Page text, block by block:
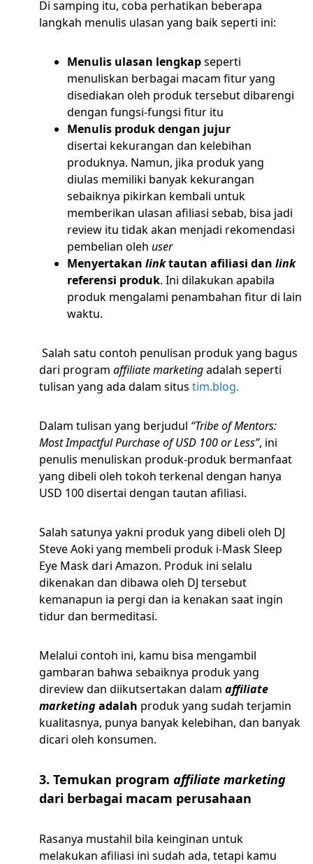
Di samping itu, coba perhatikan beberapa
langkah menulis ulasan yang baik seperti ini:
Menulis ulasan lengkapseperti
menuliskan berbagai macam fitur yang
disediakan oleh produk tersebut dibarengi
dengan fungsi-fungsi fitur itu
Menulis produk dengan jujur
disertai kekurangan dan kelebihan
produknya. Namun, jika produk yang
diulas memiliki banyak kekurangan
sebaiknya pikirkan kembali untuk
memberikan ulasan afiliasi sebab, bisa jadi
review itu tidak akan menjadi rekomendasi
pembelian oleh user
Menyertakan linktautan afiliasi dan link
referensi produk. Ini dilakukan apabila
produk mengalami penambahan fitur di lain
waktu.
Salah satu contoh penulisan produk yang bagus
dari program affiliate marketingadalah seperti
tulisan yang ada dalam situs tim.blog.
Dalam tulisan yang berjudul “Tribe of Mentors:
Most Impactful Purchase of USD 100 or Less”, ini
penulis menuliskan produk-produk bermanfaat
yang dibeli oleh tokoh terkenal dengan hanya
USD 100 disertai dengan tautan afiliasi.
Salah satunya yakni produk yang dibeli oleh DJ
Steve Aoki yang membeli produk i-Mask Sleep
Eye Mask dari Amazon. Produk ini selalu
dikenakan dan dibawa oleh DJ tersebut
kemanapun ia pergi dan ia kenakan saat ingin
tidur dan bermeditasi.
Melalui contoh ini, kamu bisa mengambil
gambaran bahwa sebaiknya produk yang
direview dan diikutsertakan dalam affiliate
marketingadalah produk yang sudah terjamin
kualitasnya, punya banyak kelebihan, dan banyak
dicari oleh konsumen.
3. Temukan program affiliate marketing
dari berbagai macam perusahaan
Rasanya mustahil bila keinginan untuk
melakukan afiliasi ini sudah ada, tetapi kamu